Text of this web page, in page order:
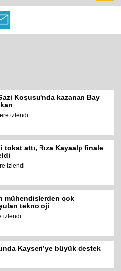
Koşusu'nda kazanan Bay
izlendi
tokat attı, Rıza Kayaalp finale
izlendi
mühendislerden çok
teknoloji
izlendi
Kayseri’ye büyük destek